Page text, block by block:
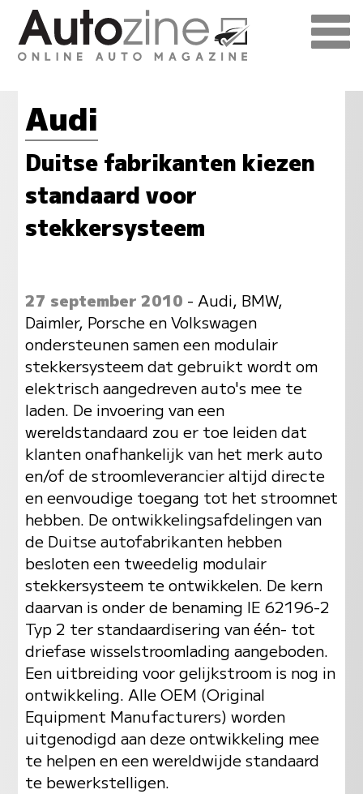
Audi
Duitse fabrikanten kiezen
standaard voor
stekkersysteem
27 september 2010 - Audi, BMW,
Daimler, Porsche en Volkswagen
ondersteunen samen een modulair
stekkersysteem dat gebruikt wordt om
elektrisch aangedreven auto's mee te
laden. De invoering van een
wereldstandaard zou er toe leiden dat
klanten onafhankelijk van het merk auto
en/of de stroomleverancier altijd directe
en eenvoudige toegang tot het stroomnet
hebben. De ontwikkelingsafdelingen van
de Duitse autofabrikanten hebben
besloten een tweedelig modulair
stekkersysteem te ontwikkelen. De kern
daarvan is onder de benaming IE 62196-2
Typ 2 ter standaardisering van één- tot
driefase wisselstroomlading aangeboden.
Een uitbreiding voor gelijkstroom is nog in
ontwikkeling. Alle OEM (Original
Equipment Manufacturers) worden
uitgenodigd aan deze ontwikkeling mee
te helpen en een wereldwijde standaard
te bewerkstelligen.